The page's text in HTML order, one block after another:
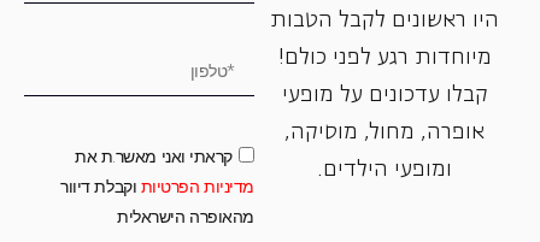
היו ראשונים לקבל הטבות
מיוחדות רגע לפני כולם!
קבלו עדכונים על מופעי
אופרה, ‏מחול, ‏מוסיקה,
ומופעי הילדים.
קראתי ואני מאשר.ת את
מדיניות הפרטיות וקבלת דיוור
מהאופרה הישראלית